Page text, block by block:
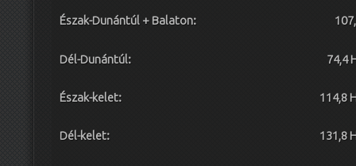
Észak-Dunántúl + Balaton:
Dél-Dunántúl: 74,4
Észak-kelet: 114,8
Dél-kelet: 131,8